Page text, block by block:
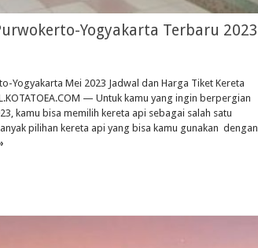
Yogyakarta Terbaru 2023
Yogyakarta Mei 2023 Jadwal dan Harga Tiket Kereta
— Untuk kamu yang ingin berpergian
kamu bisa memilih kereta api sebagai salah satu
pilihan kereta api yang bisa kamu gunakan dengan